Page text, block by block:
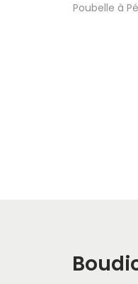
Poubelle à